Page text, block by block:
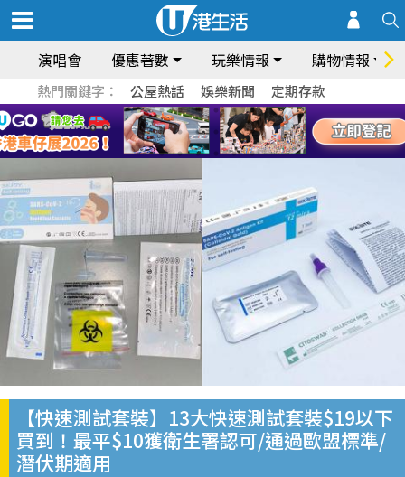
演唱會 優惠著數 玩樂情報 購物情報
熱門關鍵字： 公屋熱話 娛樂新聞 定期存款
【快速測試套裝】13大快速測試套裝$19以下
買到！最平$10獲衛生署認可/通過歐盟標準/
潛伏期適用